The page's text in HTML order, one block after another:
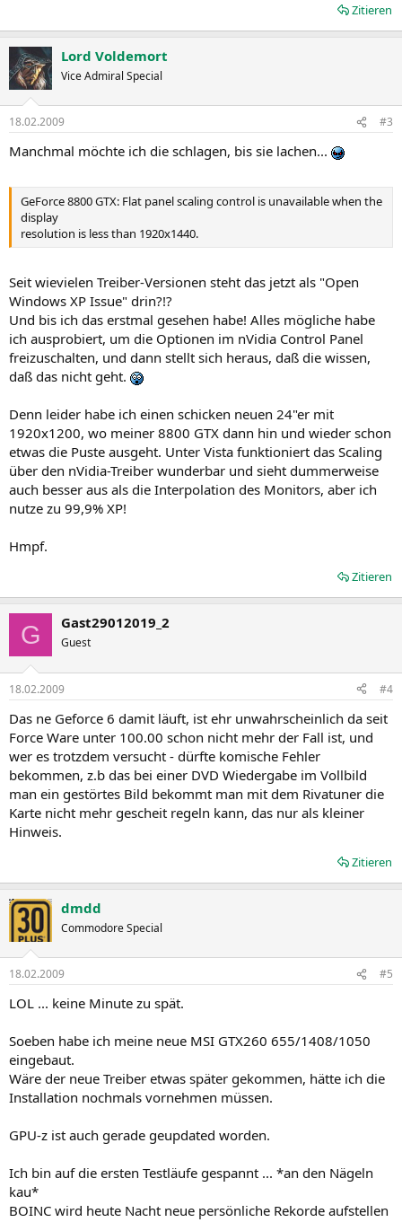
Zitieren
Lord Voldemort
Vice Admiral Special
18.02.2009 #3
Manchmal möchte ich die schlagen, bis sie lachen...
GeForce 8800 GTX: Flat panel scaling control is unavailable when the
display
resolution is less than 1920x1440.
Seit wievielen Treiber-Versionen steht das jetzt als "Open
Windows XP Issue" drin?!?
Und bis ich das erstmal gesehen habe! Alles mögliche habe
ich ausprobiert, um die Optionen im nVidia Control Panel
freizuschalten, und dann stellt sich heraus, daß die wissen,
daß das nicht geht.
Denn leider habe ich einen schicken neuen 24"er mit
1920x1200, wo meiner 8800 GTX dann hin und wieder schon
etwas die Puste ausgeht. Unter Vista funktioniert das Scaling
über den nVidia-Treiber wunderbar und sieht dummerweise
auch besser aus als die Interpolation des Monitors, aber ich
nutze zu 99,9% XP!
Hmpf.
Zitieren
G Gast29012019_2
Guest
18.02.2009 #4
Das ne Geforce 6 damit läuft, ist ehr unwahrscheinlich da seit
Force Ware unter 100.00 schon nicht mehr der Fall ist, und
wer es trotzdem versucht - dürfte komische Fehler
bekommen, z.b das bei einer DVD Wiedergabe im Vollbild
man ein gestörtes Bild bekommt man mit dem Rivatuner die
Karte nicht mehr gescheit regeln kann, das nur als kleiner
Hinweis.
Zitieren
dmdd
Commodore Special
18.02.2009 #5
LOL ... keine Minute zu spät.
Soeben habe ich meine neue MSI GTX260 655/1408/1050
eingebaut.
Wäre der neue Treiber etwas später gekommen, hätte ich die
Installation nochmals vornehmen müssen.
GPU-z ist auch gerade geupdated worden.
Ich bin auf die ersten Testläufe gespannt ... *an den Nägeln
kau*
BOINC wird heute Nacht neue persönliche Rekorde aufstellen